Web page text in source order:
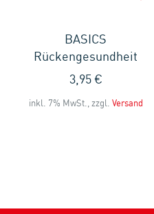
BASICS
Rückengesundheit
3,95 €
inkl. 7% MwSt., zzgl. Versand